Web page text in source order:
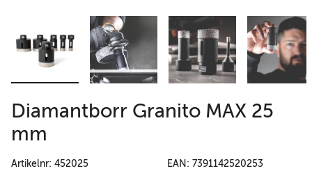
Diamantborr Granito MAX 25
mm
Artikelnr: 452025 EAN: 7391142520253